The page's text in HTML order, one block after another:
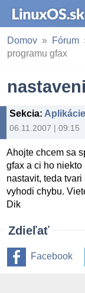
Domov Fórum
programu gfax
Sekcia:
06.11.2007 | 09:15
Ahojte chcem sa
gfax a ci ho
nastavit, teda
vyhodi chybu.
Dik
Zdieľať
Facebook